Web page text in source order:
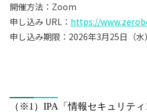
開催方法：Zoom
申し込み URL： https://
申し込み期限：2026年3月25日（水
（※1）IPA「情報セキュリティ